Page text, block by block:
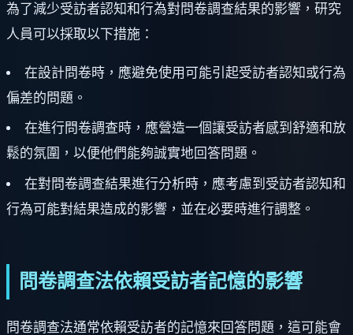
為了減少受訪者認知和行為對問卷調查結果的影響，研究
人員可以採取以下措施：
在設計問卷時，應避免使用可能引起受訪者認知或行為
偏差的問題。
在進行問卷調查時，應營造一個讓受訪者感到舒適和放
鬆的氛圍，以便他們能夠誠實地回答問題。
在對問卷調查結果進行分析時，應考慮到受訪者認知和
行為可能對結果造成的影響，並在必要時進行調整。
問卷調查法依賴受訪者記憶的影響
問卷調查法通常依賴受訪者的記憶來回答問題，這可能會